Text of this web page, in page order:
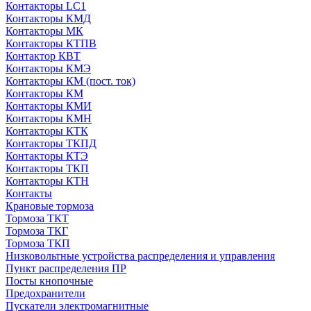
Контакторы LC1
Контакторы КМД
Контакторы МК
Контакторы КТПВ
Контактор КВТ
Контакторы КМЭ
Контакторы КМ (пост. ток)
Контакторы КМ
Контакторы КМИ
Контакторы КМН
Контакторы КТК
Контакторы ТКПД
Контакторы КТЭ
Контакторы ТКП
Контакторы КТН
Контакты
Крановые тормоза
Тормоза ТКТ
Тормоза ТКГ
Тормоза ТКП
Низковольтные устройства распределения и управления
Пункт распределения ПР
Посты кнопочные
Предохранители
Пускатели электромагнитные